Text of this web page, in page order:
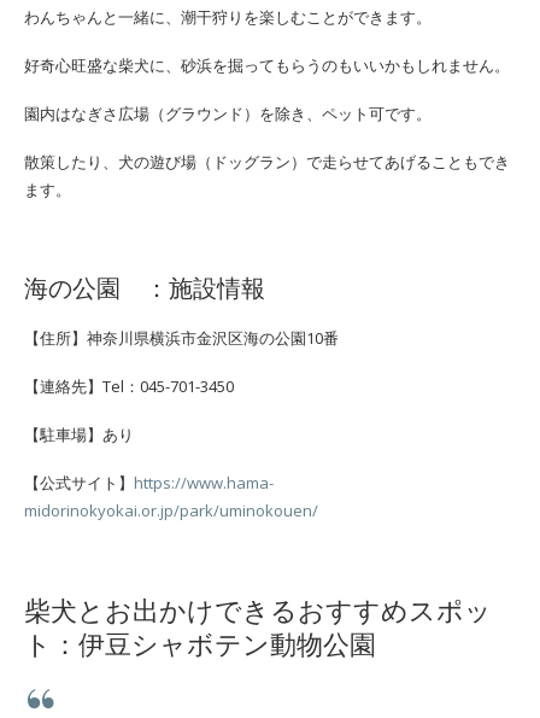
わんちゃんと一緒に、潮干狩りを楽しむことができます。
好奇心旺盛な柴犬に、砂浜を掘ってもらうのもいいかもしれません。
園内はなぎさ広場（グラウンド）を除き、ペット可です。
散策したり、犬の遊び場（ドッグラン）で走らせてあげることもでき
ます。
海の公園 ：施設情報
【住所】神奈川県横浜市金沢区海の公園10番
【連絡先】Tel：045-701-3450
【駐車場】あり
【公式サイト】 https://www.hama-
midorinokyokai.or.jp/park/uminokouen/
柴犬とお出かけできるおすすめスポッ
ト：伊豆シャボテン動物公園